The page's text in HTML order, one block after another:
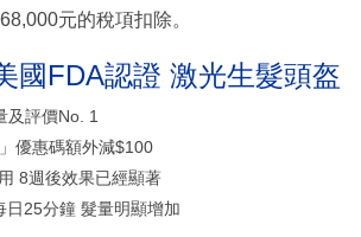
元的稅項扣除。
國FDA認證 激光生髮頭盔
及評價No. 1
優惠碼額外減$100
8週後效果已經顯著
日25分鐘 髮量明顯增加